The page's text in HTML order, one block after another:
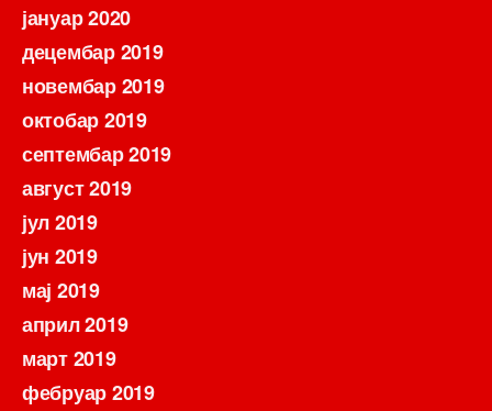
јануар 2020
децембар 2019
новембар 2019
октобар 2019
септембар 2019
август 2019
јул 2019
јун 2019
мај 2019
април 2019
март 2019
фебруар 2019